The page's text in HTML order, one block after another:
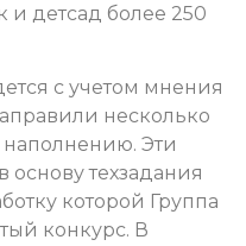
и детсад более 250
с учетом мнения
несколько
Эти
техзадания
которой Группа
конкурс. В